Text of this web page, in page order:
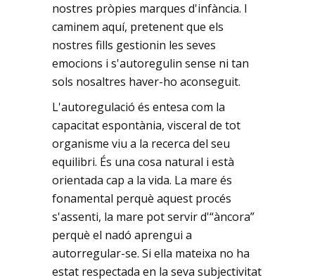
nostres pròpies marques d'infància. I
caminem aquí, pretenent que els
nostres fills gestionin les seves
emocions i s'autoregulin sense ni tan
sols nosaltres haver-ho aconseguit.
L'autoregulació és entesa com la
capacitat espontània, visceral de tot
organisme viu a la recerca del seu
equilibri. És una cosa natural i està
orientada cap a la vida. La mare és
fonamental perquè aquest procés
s'assenti, la mare pot servir d'“àncora”
perquè el nadó aprengui a
autorregular-se. Si ella mateixa no ha
estat respectada en la seva subjectivitat